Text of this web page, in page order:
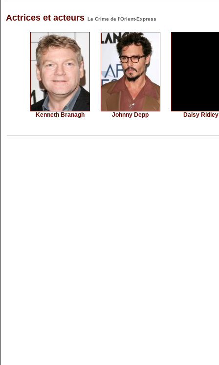
Actrices et acteurs Le Crime de l'Orient-Express
Kenneth Branagh Johnny Depp Daisy Ridley